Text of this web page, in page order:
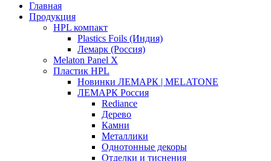
Главная
Продукция
HPL компакт
Plastics Foils (Индия)
Лемарк (Россия)
Melaton Panel X
Пластик HPL
Новинки ЛЕМАРК | MELATONE
ЛЕМАРК Россия
Rediance
Дерево
Камни
Металлики
Однотонные декоры
Отделки и тиснения